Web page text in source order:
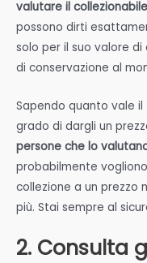
valutare il collezionabile
possono dirti
solo per il suo valore di
di conservazione al
Sapendo quanto vale
grado di dargli un
persone che lo
probabilmente
collezione a un prezzo
più. Stai sempre al
2. Consulta